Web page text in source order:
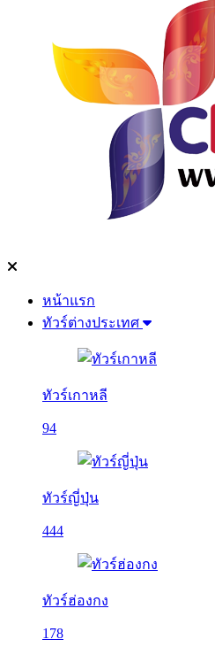
หน้าแรก
ทัวร์ต่างประเทศ
ทัวร์เกาหลี
94
ทัวร์ญี่ปุ่น
444
ทัวร์ฮ่องกง
178